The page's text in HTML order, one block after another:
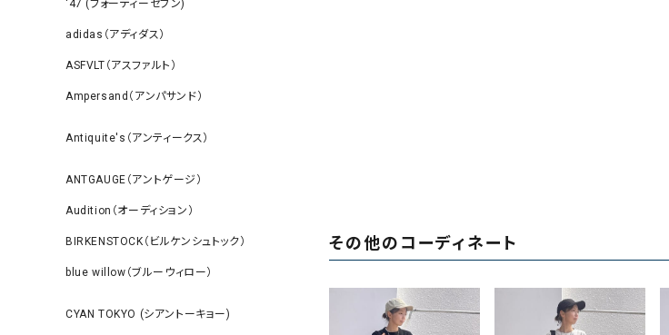
‘47 (フォーティーセブン)
adidas（アディダス）
ASFVLT（アスファルト）
Ampersand（アンパサンド）
Antiquite's（アンティークス）
ANTGAUGE（アントゲージ）
Audition（オーディション）
BIRKENSTOCK（ビルケンシュトック）
blue willow（ブルーウィロー）
CYAN TOKYO (シアントーキョー)
その他のコーディネート